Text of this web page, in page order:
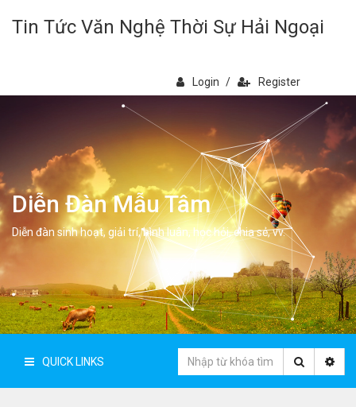
Tin Tức Văn Nghệ Thời Sự Hải Ngoại
Login / Register
Diễn Đàn Mẫu Tâm
Diễn đàn sinh hoạt, giải trí, bình luân, học hỏi, chia sẻ, vv.
QUICK LINKS